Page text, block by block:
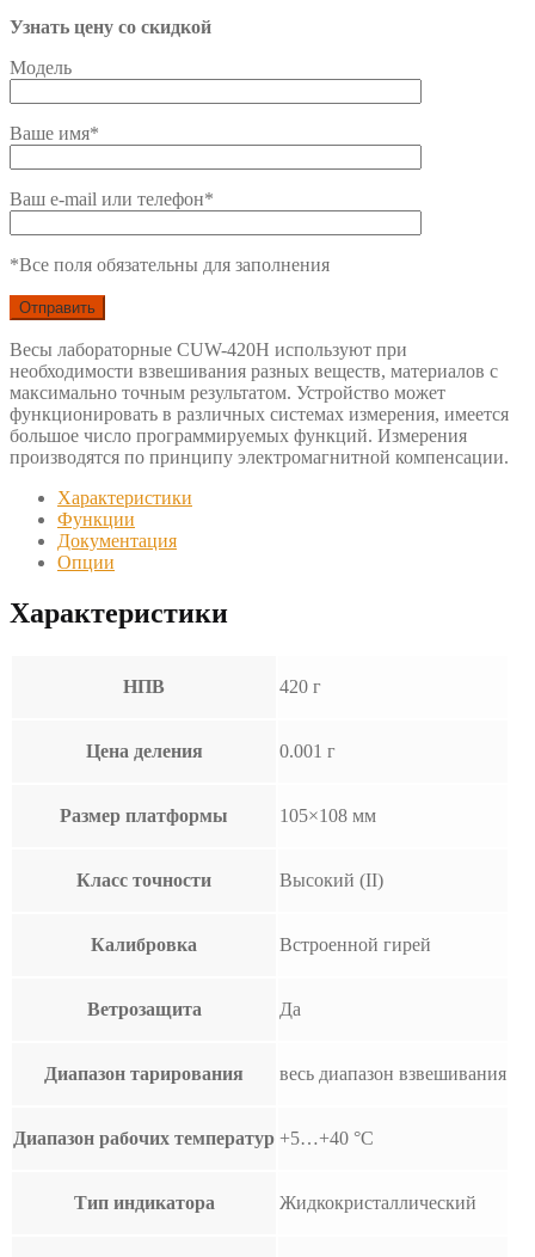
Узнать цену со скидкой
Модель
Ваше имя*
Ваш e-mail или телефон*
*Все поля обязательны для заполнения
Весы лабораторные CUW-420H используют при
необходимости взвешивания разных веществ, материалов с
максимально точным результатом. Устройство может
функционировать в различных системах измерения, имеется
большое число программируемых функций. Измерения
производятся по принципу электромагнитной компенсации.
Характеристики
Функции
Документация
Опции
Характеристики
НПВ 420 г
Цена деления 0.001 г
Размер платформы 105×108 мм
Класс точности Высокий (II)
Калибровка Встроенной гирей
Ветрозащита Да
Диапазон тарирования весь диапазон взвешивания
Диапазон рабочих температур +5…+40 °С
Тип индикатора Жидкокристаллический